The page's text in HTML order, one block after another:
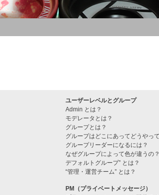
ユーザーレベルとグループ
Admin とは？
モデレータとは？
グループとは？
グループはどこにあってどうやっ
グループリーダーになるには？
なぜグループによって色が違うの？
デフォルトグループ” とは？
“管理・運営チーム” とは？
PM（プライベートメッセージ）